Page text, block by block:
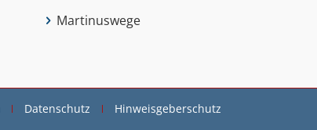
Martinuswege
Datenschutz Hinweisgeberschutz